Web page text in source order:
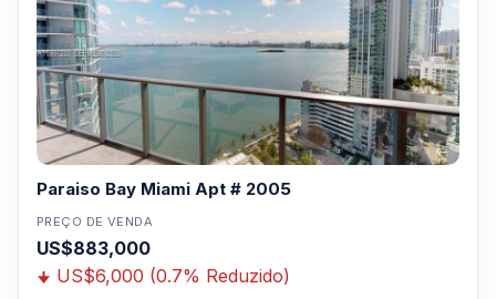
Paraiso Bay Miami Apt # 2005
PREÇO DE VENDA
US$883,000
US$6,000 (0.7% Reduzido)